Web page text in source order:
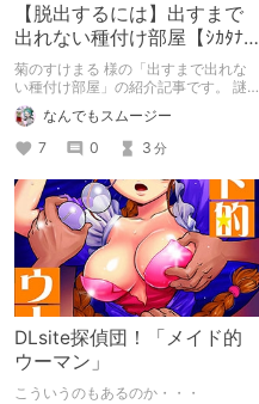
【脱出するには】出すまで
出れない種付け部屋【ｼｶﾀﾅｲ
ﾖﾈ!!】
菊のすけまる 様の「出すまで出れな
い種付け部屋」の紹介記事です。 謎
の施設、謎の組織、謎の媚薬？ そん
なこと関係ないとばかりに、シーンの
力でゴリ押す内容は まさに、エロ漫
画!! 粗削りながら流れるように最後ま
でもっていくセンスは流石の一言で
す。 うつ伏せ子宮攻め、掴みシー
ツ、無許可中出し さて、この３つの
言葉でﾋﾟｸｯとした方に特にオススメで
すよー！ ストーリーでなく、今すぐ
抜きたいんだが？という速攻型紳士に
オススメの1冊です!!
なんでもスムージー
7
0 3 分
DLsite探偵団！「メイド的
ウーマン」
こういうのもあるのか・・・